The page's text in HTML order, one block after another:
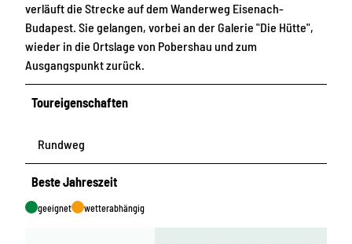
verläuft die Strecke auf dem Wanderweg Eisenach-
Budapest. Sie gelangen, vorbei an der Galerie "Die Hütte",
wieder in die Ortslage von Pobershau und zum
Ausgangspunkt zurück.
Toureigenschaften
Rundweg
Beste Jahreszeit
geeignet wetterabhängig